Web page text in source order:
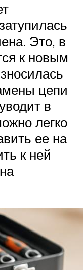
Это, в
к новым
цепи
в
легко
ее на
к ней